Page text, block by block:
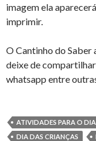
imagem ela
imprimir.
O Cantinho do Saber
deixe de
whatsapp entre
ATIVIDADES PARA O
DIA DAS CRIANÇAS